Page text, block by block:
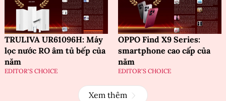
TRULIVA UR61096H: Máy
lọc nước RO âm tủ bếp của
năm
EDITOR'S CHOICE
OPPO Find X9 Series:
smartphone cao cấp của
năm
EDITOR'S CHOICE
Xem thêm